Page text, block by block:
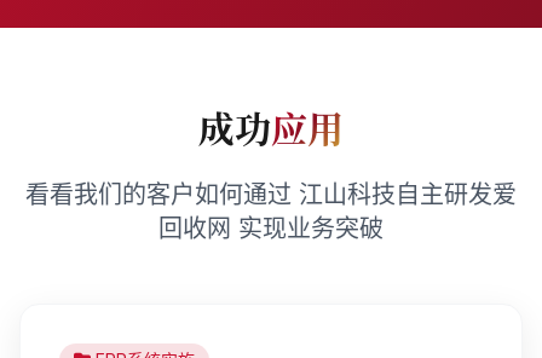
成功应用
看看我们的客户如何通过 江山科技自主研发爱
回收网 实现业务突破